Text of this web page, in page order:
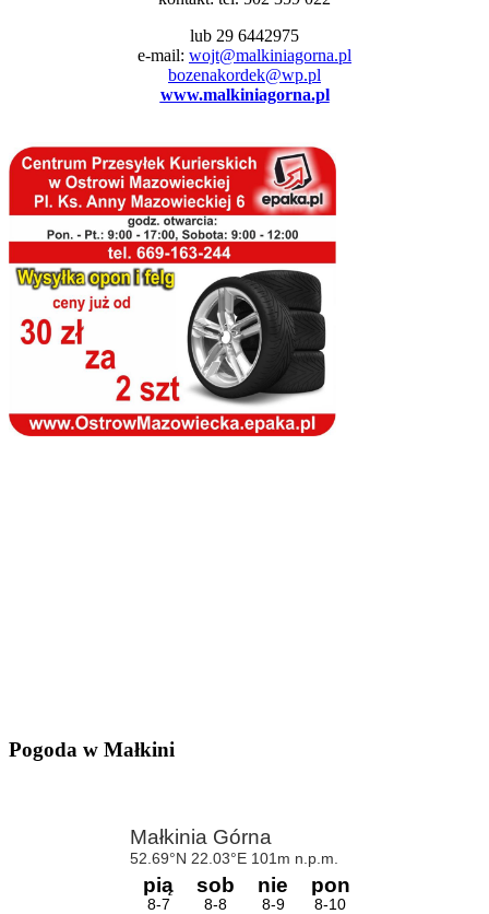
lub 29 6442975
e-mail: wojt@malkiniagorna.pl
bozenakordek@wp.pl
www.malkiniagorna.pl
Pogoda w Małkini